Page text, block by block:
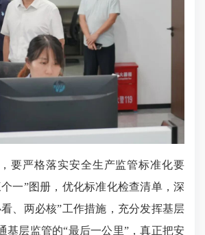
严格落实安全生产监管标准化要
一”图册，优化标准化检查清单，深
、两必核”工作措施，充分发挥基层
基层监管的“最后一公里”，真正把安